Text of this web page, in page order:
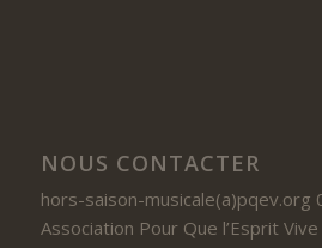
NOUS CONTACTER
hors-saison-musicale(a)pqev.org
Association Pour Que l’Esprit